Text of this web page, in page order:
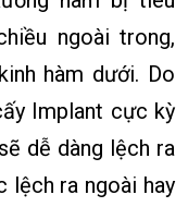
ngoài trong,
hàm dưới. Do
Implant cực kỳ
dễ dàng lệch ra
lệch ra ngoài hay